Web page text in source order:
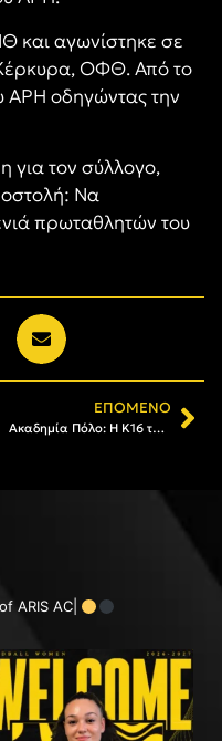
και αγωνίστηκε σε
ΟΦΘ. Από το
ΑΡΗ οδηγώντας την
για τον σύλλογο,
Να
πρωταθλητών του
ΕΠΌΜΕΝΟ
Ακαδημία Πόλο: Η Κ16 του ΑΡΗ φιλοξένησε για φιλικά την Ολλανδική Ακαδημία RTC/WPDH
ARIS AC|